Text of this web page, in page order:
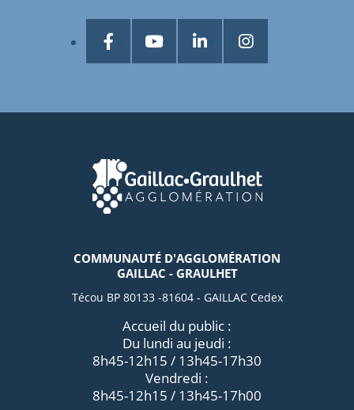
COMMUNAUTÉ D'AGGLOMÉRATION
GAILLAC - GRAULHET
Técou BP 80133 -81604 - GAILLAC Cedex
Accueil du public :
Du lundi au jeudi :
8h45-12h15 / 13h45-17h30
Vendredi :
8h45-12h15 / 13h45-17h00